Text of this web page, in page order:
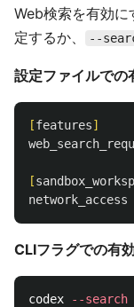
Web検索を有効に
定するか、
--
設定ファイルでの
[features]
[
network_access
CLIフラグでの有
codex --search